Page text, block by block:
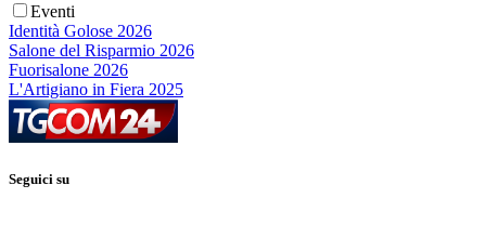
Eventi
Identità Golose 2026
Salone del Risparmio 2026
Fuorisalone 2026
L'Artigiano in Fiera 2025
Seguici su